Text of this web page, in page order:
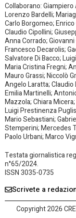
Collaborano:
Lorenzo Bardelli;
Carlo Borgomeo;
Claudio Cipollini;
Anna Corrado;
Francesco Decarolis;
Salvatore Di Bacco;
Maria Cristina Fregni;
Mauro Grassi; Niccolò
Angelo Laratta;
Emilia Martinelli;
Mazzola; Chiara
Luigi Prestinenza
Mario Sebastiani;
Stemperini; Mercedes
Paolo Urbani; Marco
Testata giornalistica
n°65/2024.
ISSN 3035-0735
Scrivete a
Copyright 2026